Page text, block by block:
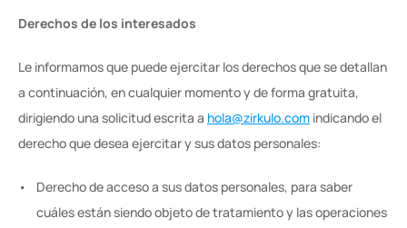
Derechos de los interesados
Le informamos que puede ejercitar los derechos que se detallan
a continuación, en cualquier momento y de forma gratuita,
dirigiendo una solicitud escrita a hola@zirkulo.com indicando el
derecho que desea ejercitar y sus datos personales:
Derecho de acceso a sus datos personales, para saber
cuáles están siendo objeto de tratamiento y las operaciones